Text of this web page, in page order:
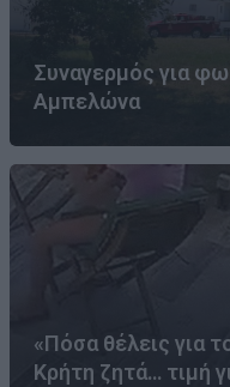
Συναγερμός για
Αμπελώνα
«Πόσα θέλεις για
Κρήτη ζητά… τιμή